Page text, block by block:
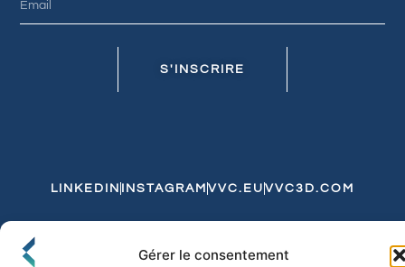
Gérer le consentement
S'INSCRIRE
LINKEDIN INSTAGRAM VVC.EU VVC3D.COM
Politique de Confidentialité et de CookiesExpédition et Livraison